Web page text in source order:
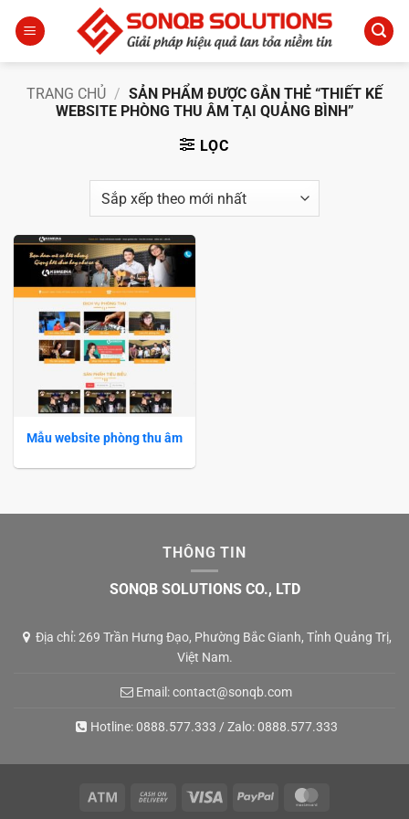
qua
TRANG CHỦ / SẢN PHẨM ĐƯỢC GẮN THẺ “THIẾT KẾ
WEBSITE PHÒNG THU ÂM TẠI QUẢNG BÌNH”
LỌC
Mẫu website phòng thu âm
THÔNG TIN
SONQB SOLUTIONS CO., LTD
Địa chỉ: 269 Trần Hưng Đạo, Phường Bắc Gianh, Tỉnh Quảng Trị,
Việt Nam.
Email:contact@sonqb.com
Hotline:0888.577.333 / Zalo:0888.577.333
Atm
Cash
Visa PayPal